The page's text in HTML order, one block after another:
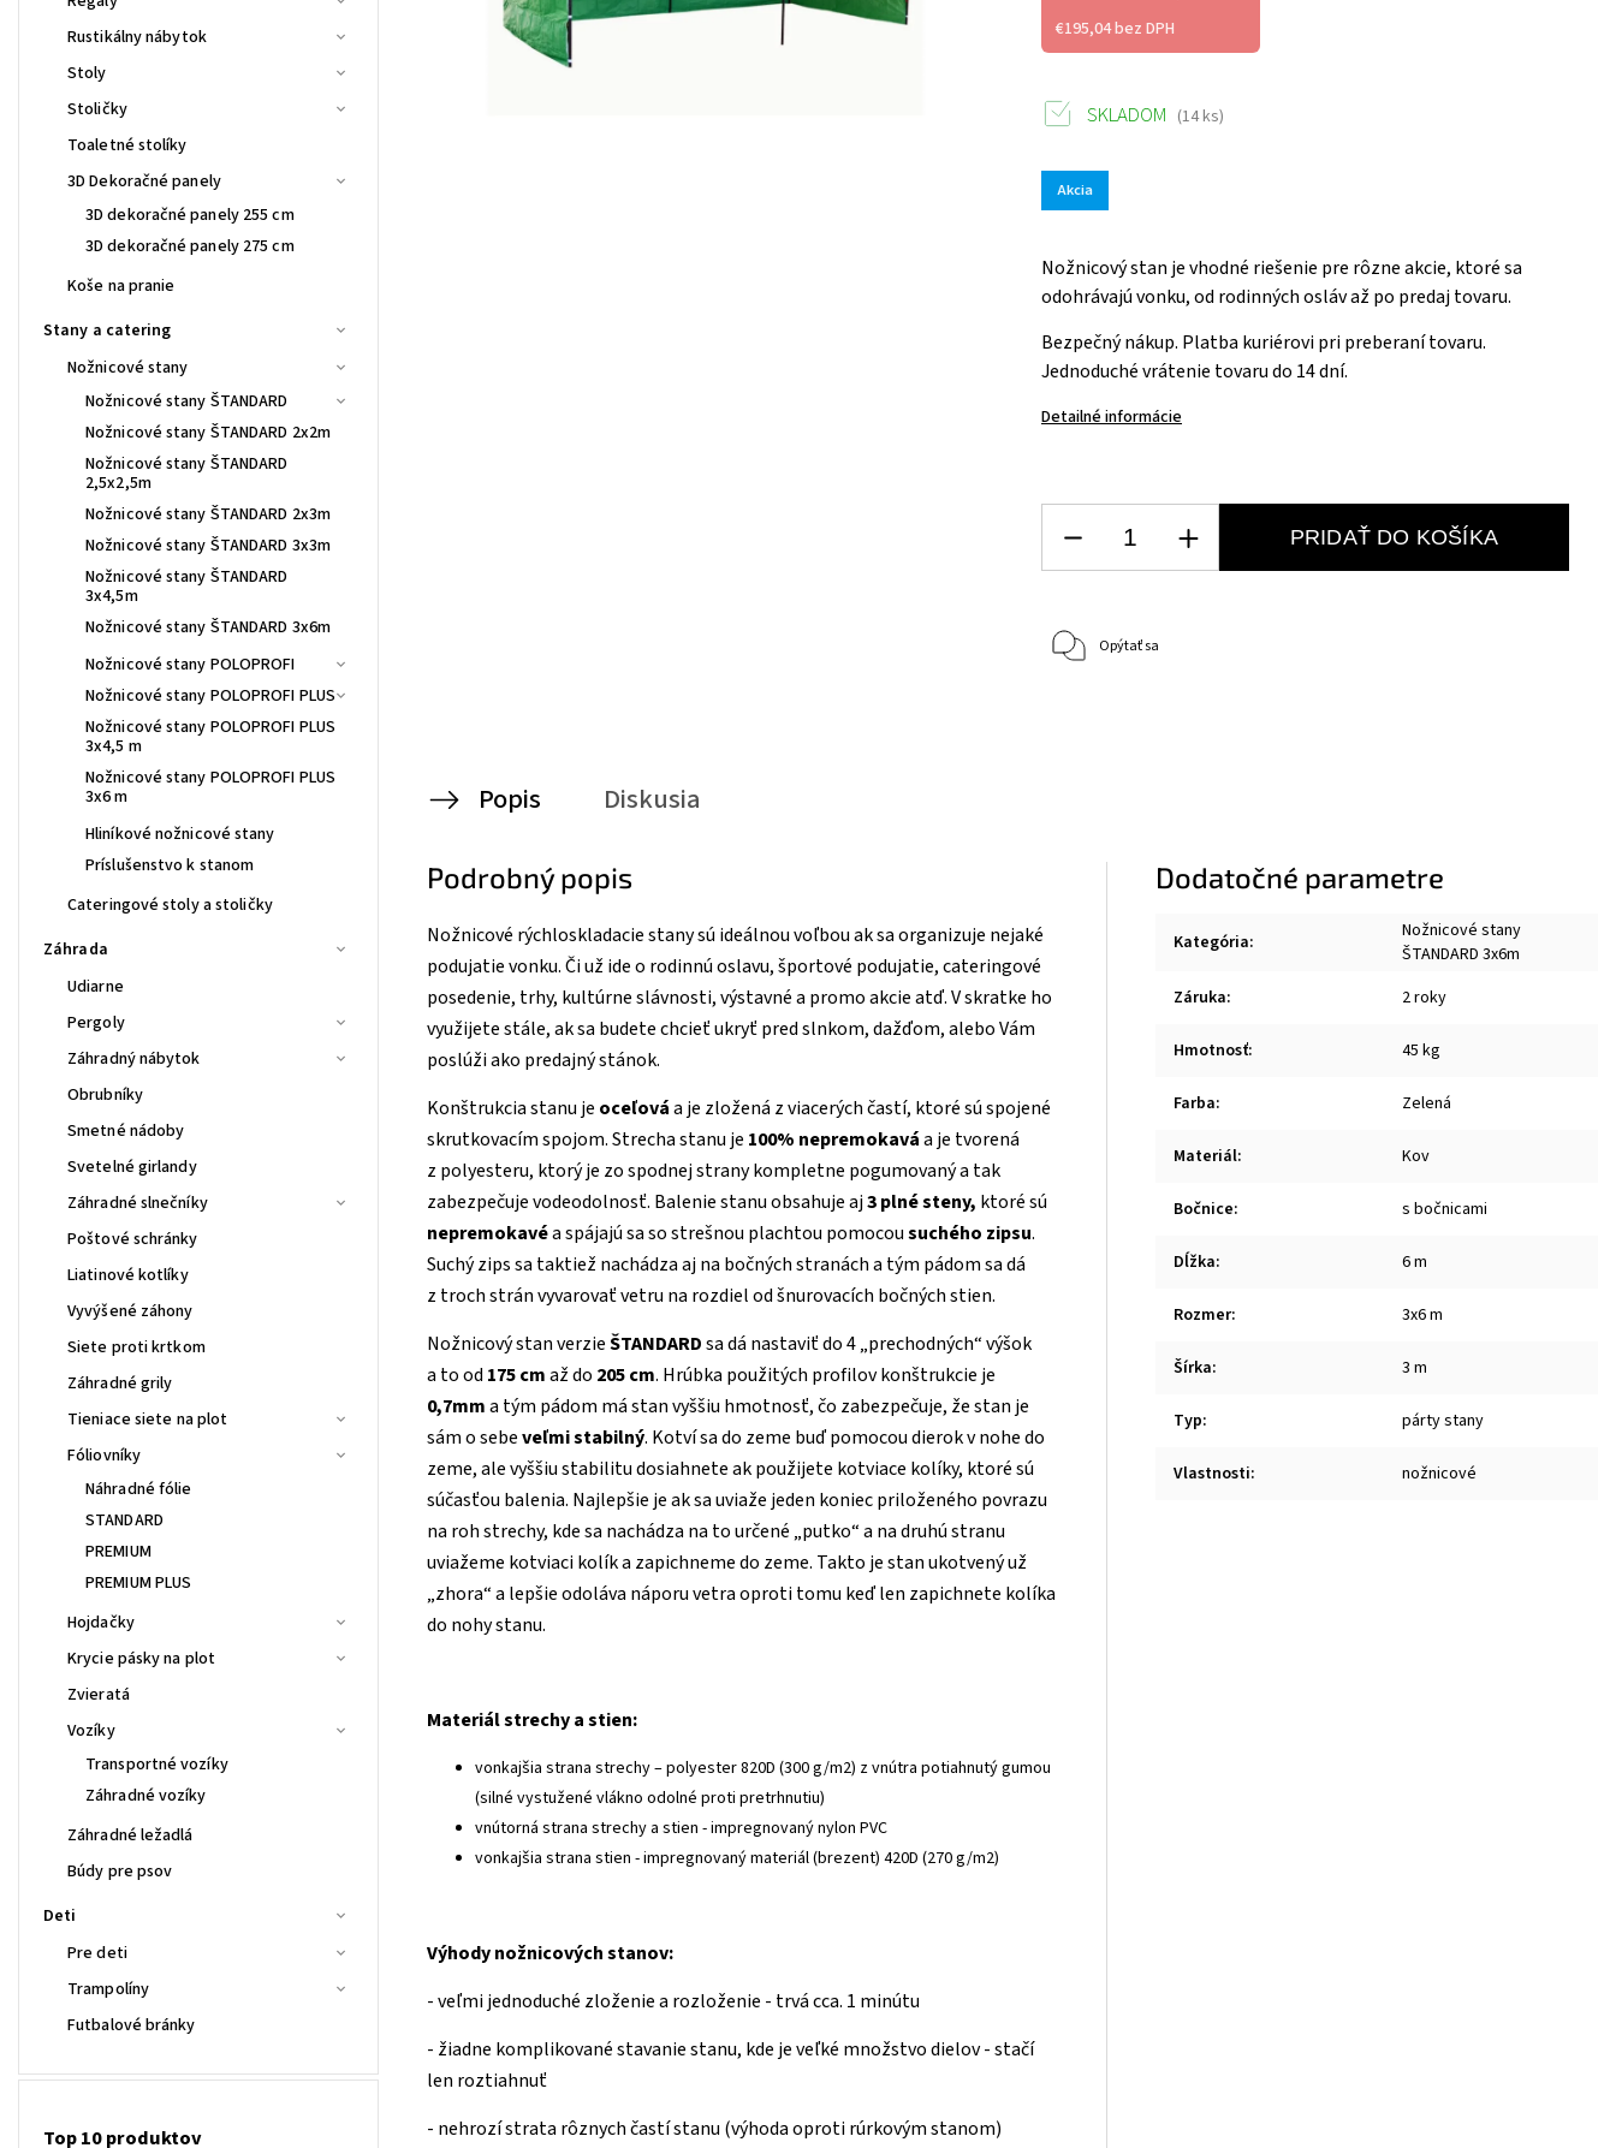
Rustikálny nábytok
Stoly
Stoličky
Toaletné stolíky
3D Dekoračné panely
3D dekoračné panely 255 cm
3D dekoračné panely 275 cm
Koše na pranie
Stany a catering
Nožnicové stany
Nožnicové stany ŠTANDARD
Nožnicové stany ŠTANDARD 2x2m
Nožnicové stany ŠTANDARD
2,5x2,5m
Nožnicové stany ŠTANDARD 2x3m
Nožnicové stany ŠTANDARD 3x3m
Nožnicové stany ŠTANDARD
3x4,5m
Nožnicové stany ŠTANDARD 3x6m
Nožnicové stany POLOPROFI
Nožnicové stany POLOPROFI PLUS
Nožnicové stany POLOPROFI PLUS
3x4,5 m
Nožnicové stany POLOPROFI PLUS
3x6 m
Hliníkové nožnicové stany
Príslušenstvo k stanom
Cateringové stoly a stoličky
Záhrada
Udiarne
Pergoly
Záhradný nábytok
Obrubníky
Smetné nádoby
Svetelné girlandy
Záhradné slnečníky
Poštové schránky
Liatinové kotlíky
Vyvýšené záhony
Siete proti krtkom
Záhradné grily
Tieniace siete na plot
Fóliovníky
Náhradné fólie
STANDARD
PREMIUM
PREMIUM PLUS
Hojdačky
Krycie pásky na plot
Zvieratá
Vozíky
Transportné vozíky
Záhradné vozíky
Záhradné ležadlá
Búdy pre psov
Deti
Pre deti
Trampolíny
Futbalové bránky
Top 10 produktov
€195,04 bez DPH
Akcia
Nožnicový stan je vhodné riešenie pre rôzne akcie, ktoré sa
odohrávajú vonku, od rodinných osláv až po predaj tovaru.
Bezpečný nákup. Platba kuriérovi pri preberaní tovaru.
Jednoduché vrátenie tovaru do 14 dní.
Detailné informácie
SKLADOM (14 ks)
PRIDAŤ DO KOŠÍKA
Opýtať sa
Popis Diskusia
Podrobný popis
Nožnicové rýchloskladacie stany sú ideálnou voľbou ak sa organizuje nejaké
podujatie vonku. Či už ide o rodinnú oslavu, športové podujatie, cateringové
posedenie, trhy, kultúrne slávnosti, výstavné a promo akcie atď. V skratke ho
využijete stále, ak sa budete chcieť ukryť pred slnkom, dažďom, alebo Vám
poslúži ako predajný stánok.
Konštrukcia stanu je oceľováa je zložená z viacerých častí, ktoré sú spojené
skrutkovacím spojom. Strecha stanu je 100% nepremokaváa je tvorená
z polyesteru, ktorý je zo spodnej strany kompletne pogumovaný a tak
zabezpečuje vodeodolnosť. Balenie stanu obsahuje aj3 plné steny, ktoré sú
nepremokavéa spájajú sa so strešnou plachtou pomocousuchého zipsu.
Suchý zips sa taktiež nachádza aj na bočných stranách a tým pádom sa dá
z troch strán vyvarovať vetru na rozdiel od šnurovacích bočných stien.
Nožnicový stan verzieŠTANDARDsa dá nastaviť do 4 „prechodných“ výšok
a to od 175 cmaž do 205 cm. Hrúbka použitých profilov konštrukcie je
0,7mma tým pádom má stan vyššiu hmotnosť, čo zabezpečuje, že stan je
sám o sebeveľmi stabilný. Kotví sa do zeme buď pomocou dierok v nohe do
zeme, ale vyššiu stabilitu dosiahnete ak použijete kotviace kolíky, ktoré sú
súčasťou balenia. Najlepšie je ak sa uviaže jeden koniec priloženého povrazu
na roh strechy, kde sa nachádza na to určené „putko“ a na druhú stranu
uviažeme kotviaci kolík a zapichneme do zeme. Takto je stan ukotvený už
„zhora“ a lepšie odoláva náporu vetra oproti tomu keď len zapichnete kolíka
do nohy stanu.
Materiál strechy a stien:
vonkajšia strana strechy – polyester 820D (300 g/m2) z vnútra potiahnutý gumou
(silné vystužené vlákno odolné proti pretrhnutiu)
vnútorná strana strechy a stien - impregnovaný nylon PVC
vonkajšia strana stien - impregnovaný materiál (brezent) 420D (270 g/m2)
Výhody nožnicových stanov:
- veľmi jednoduché zloženie a rozloženie - trvá cca. 1 minútu
- žiadne komplikované stavanie stanu, kde je veľké množstvo dielov - stačí
len roztiahnuť
- nehrozí strata rôznych častí stanu (výhoda oproti rúrkovým stanom)
Dodatočné parametre
Kategória:
Nožnicové stany
ŠTANDARD 3x6m
Záruka: 2 roky
Hmotnosť: 45 kg
Farba: Zelená
Materiál: Kov
Bočnice: s bočnicami
Dĺžka: 6 m
Rozmer: 3x6 m
Šírka: 3 m
Typ: párty stany
Vlastnosti: nožnicové